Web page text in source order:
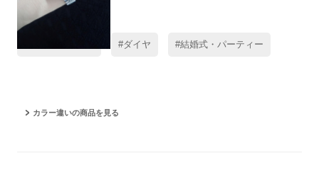
#ダイヤ #結婚式・パーティー
カラー違いの商品を見る